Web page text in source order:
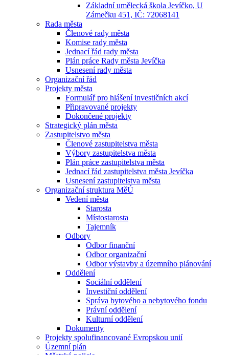
Základní umělecká škola Jevíčko, U
Zámečku 451, IČ: 72068141
Rada města
Členové rady města
Komise rady města
Jednací řád rady města
Plán práce Rady města Jevíčka
Usnesení rady města
Organizační řád
Projekty města
Formulář pro hlášení investičních akcí
Připravované projekty
Dokončené projekty
Strategický plán města
Zastupitelstvo města
Členové zastupitelstva města
Výbory zastupitelstva města
Plán práce zastupitelstva města
Jednací řád zastupitelstva města Jevíčka
Usnesení zastupitelstva města
Organizační struktura MěÚ
Vedení města
Starosta
Místostarosta
Tajemník
Odbory
Odbor finanční
Odbor organizační
Odbor výstavby a územního plánování
Oddělení
Sociální oddělení
Investiční oddělení
Správa bytového a nebytového fondu
Právní oddělení
Kulturní oddělení
Dokumenty
Projekty spolufinancované Evropskou unií
Územní plán